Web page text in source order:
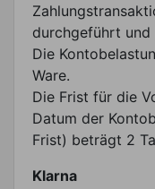
durchgeführt und
Die
Ware.
Die Frist für die
Datum der
Frist) beträgt 2
Klarna